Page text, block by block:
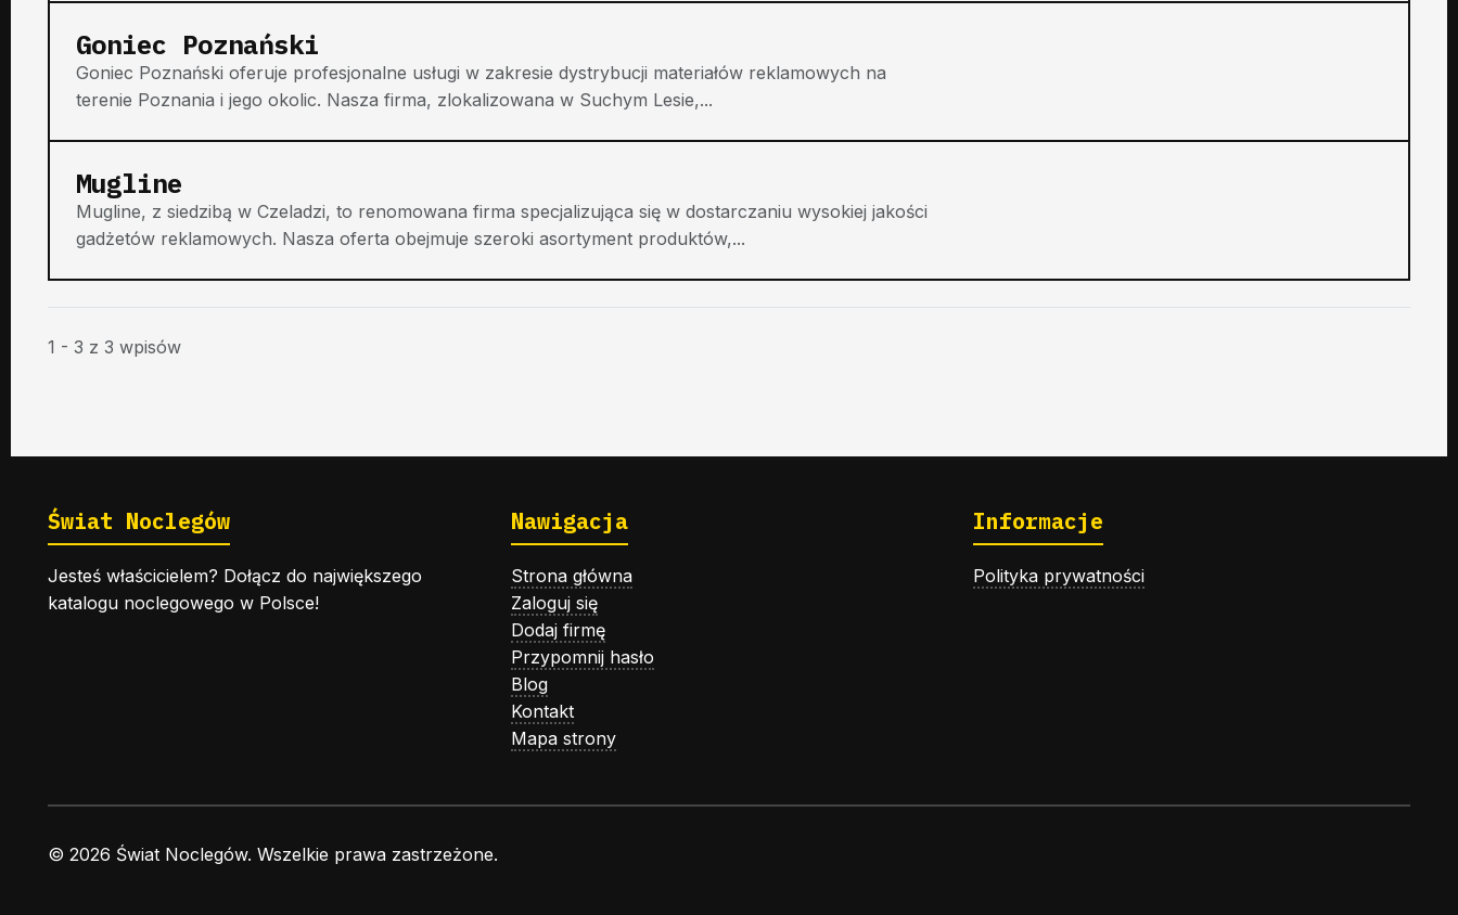
Goniec Poznański
Goniec Poznański oferuje profesjonalne usługi w zakresie dystrybucji materiałów reklamowych na
terenie Poznania i jego okolic. Nasza firma, zlokalizowana w Suchym Lesie,...
Mugline
Mugline, z siedzibą w Czeladzi, to renomowana firma specjalizująca się w dostarczaniu wysokiej jakości
gadżetów reklamowych. Nasza oferta obejmuje szeroki asortyment produktów,...
1 - 3 z 3 wpisów
Świat Noclegów
Jesteś właścicielem? Dołącz do największego
katalogu noclegowego w Polsce!
Nawigacja
Strona główna
Zaloguj się
Dodaj firmę
Przypomnij hasło
Blog
Kontakt
Mapa strony
Informacje
Polityka prywatności
© 2026 Świat Noclegów. Wszelkie prawa zastrzeżone.